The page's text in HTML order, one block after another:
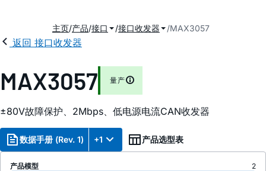
主页 产品 接口 接口收发器 MAX3057
返回 接口收发器
MAX3057 量产
±80V故障保护、2Mbps、低电源电流CAN收发器
数据手册 (Rev. 1) +1 产品选型表
产品模型 2